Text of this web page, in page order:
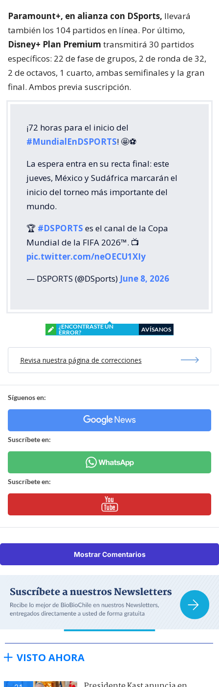
Paramount+, en alianza con DSports, llevará
también los 104 partidos en línea. Por último,
Disney+ Plan Premium transmitirá 30 partidos
específicos: 22 de fase de grupos, 2 de ronda de 32,
2 de octavos, 1 cuarto, ambas semifinales y la gran
final. Ambos previa suscripción.
¡72 horas para el inicio del
#MundialEnDSPORTS! 🤩⚽
La espera entra en su recta final: este
jueves, México y Sudáfrica marcarán el
inicio del torneo más importante del
mundo.
🏆 #DSPORTS es el canal de la Copa
Mundial de la FIFA 2026™️. 📺
pic.twitter.com/neOECU1XIy
— DSPORTS (@DSports) June 8, 2026
¿ENCONTRASTE UN
ERROR?
AVÍSANOS
Revisa nuestra página de correcciones
Síguenos en:
Suscríbete en:
Suscríbete en:
Mostrar Comentarios
VISTO AHORA